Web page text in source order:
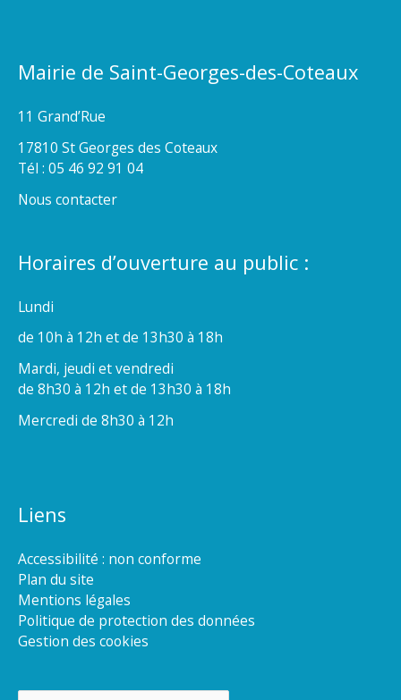
Mairie de Saint-Georges-des-Coteaux
11 Grand’Rue
17810 St Georges des Coteaux
Tél : 05 46 92 91 04
Nous contacter
Horaires d’ouverture au public :
Lundi
de 10h à 12h et de 13h30 à 18h
Mardi, jeudi et vendredi
de 8h30 à 12h et de 13h30 à 18h
Mercredi de 8h30 à 12h
Liens
Accessibilité : non conforme
Plan du site
Mentions légales
Politique de protection des données
Gestion des cookies